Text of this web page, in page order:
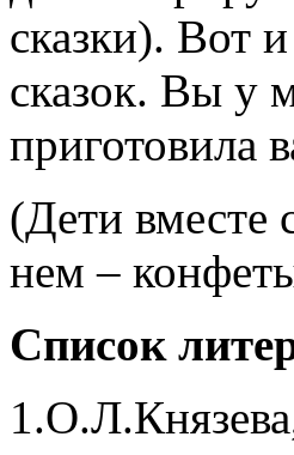
сказки). Вот
сказок. Вы у
приготовила
(Дети вместе
нем –
Список